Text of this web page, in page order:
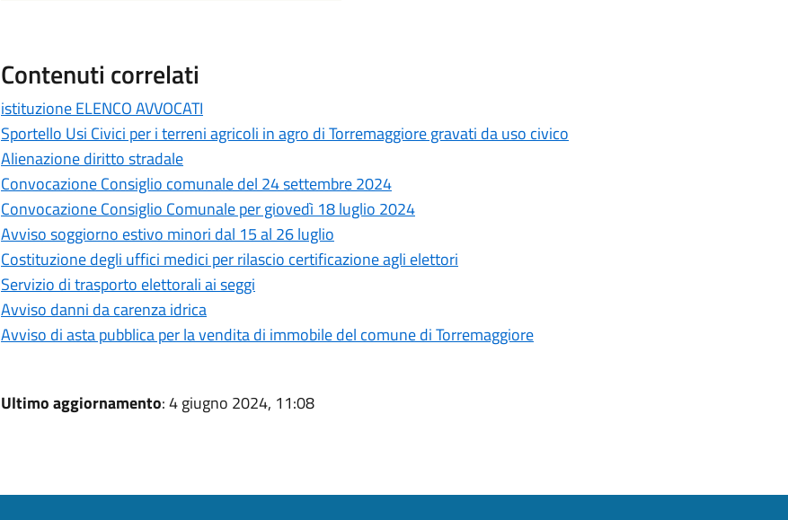
Contenuti correlati
istituzione ELENCO AVVOCATI
Sportello Usi Civici per i terreni agricoli in agro di Torremaggiore gravati da uso civico
Alienazione diritto stradale
Convocazione Consiglio comunale del 24 settembre 2024
Convocazione Consiglio Comunale per giovedì 18 luglio 2024
Avviso soggiorno estivo minori dal 15 al 26 luglio
Costituzione degli uffici medici per rilascio certificazione agli elettori
Servizio di trasporto elettorali ai seggi
Avviso danni da carenza idrica
Avviso di asta pubblica per la vendita di immobile del comune di Torremaggiore
Ultimo aggiornamento: 4 giugno 2024, 11:08